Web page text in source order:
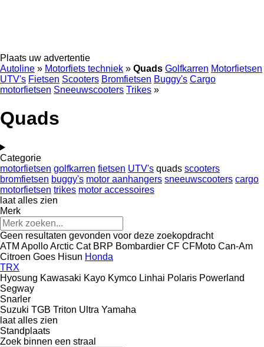
Plaats uw advertentie
Autoline » Motorfiets techniek » Quads Golfkarren Motorfietsen
UTV's Fietsen Scooters Bromfietsen Buggy's Cargo
motorfietsen Sneeuwscooters Trikes »
Quads
Categorie
motorfietsen golfkarren fietsen UTV's quads scooters
bromfietsen buggy's motor aanhangers sneeuwscooters cargo
motorfietsen trikes motor accessoires
laat alles zien
Merk
Geen resultaten gevonden voor deze zoekopdracht
ATM ApolloArctic Cat BRP Bombardier CF CFMoto Can-Am
Citroen Goes Hisun Honda
TRX
Hyosung Kawasaki Kayo Kymco Linhai Polaris Powerland
Segway
Snarler
Suzuki TGB Triton Ultra Yamaha
laat alles zien
Standplaats
Zoek binnen een straal